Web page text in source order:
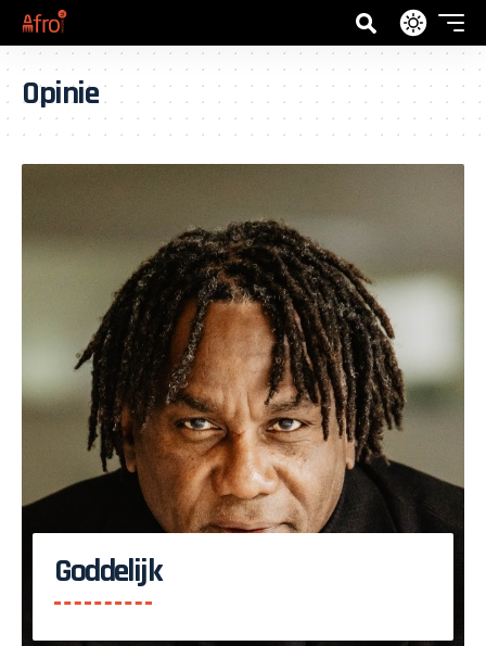
Opinie
Goddelijk